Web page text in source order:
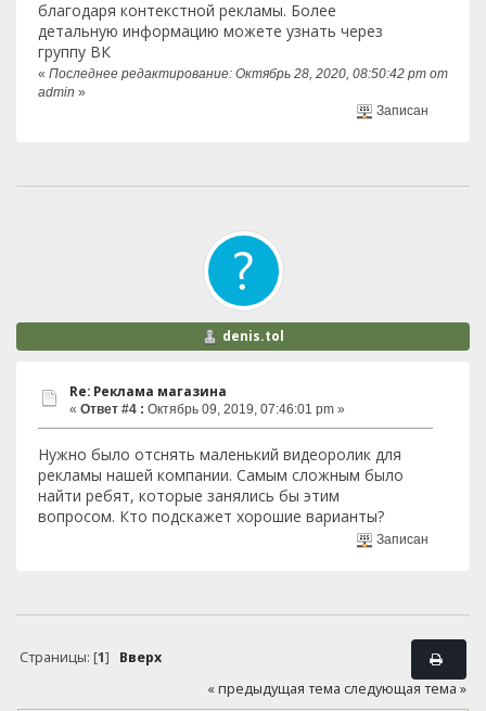
благодаря контекстной рекламы. Более
детальную информацию можете узнать через
группу ВК
« Последнее редактирование: Октябрь 28, 2020, 08:50:42 pm от
admin »
Записан
denis.tol
Re: Реклама магазина
« Ответ #4 : Октябрь 09, 2019, 07:46:01 pm »
Нужно было отснять маленький видеоролик для
рекламы нашей компании. Самым сложным было
найти ребят, которые занялись бы этим
вопросом. Кто подскажет хорошие варианты?
Записан
Страницы: [1] Вверх
« предыдущая тема следующая тема »